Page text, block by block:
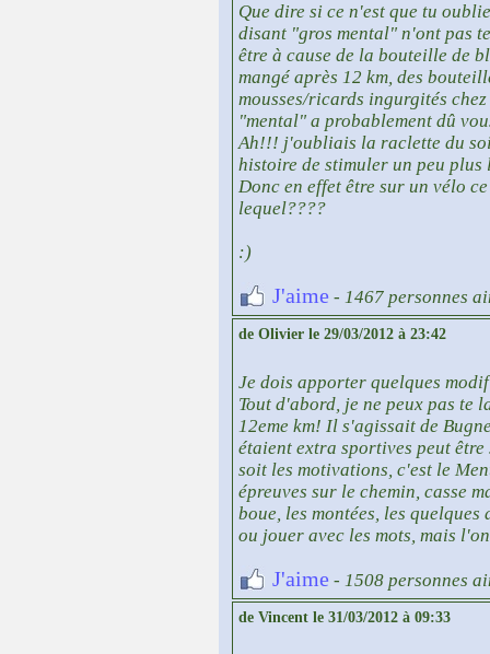
Que dire si ce n'est que tu
disant "gros mental" n'ont pas
être à cause de la bouteille de
mangé après 12 km, des
mousses/ricards ingurgités
"mental" a probablement dû
Ah!!! j'oubliais la raclette du
histoire de stimuler un peu plus
Donc en effet être sur un vélo
lequel????
:)
J'aime - 1467 personnes
de Olivier le 29/03/2012 à 23:42
Je dois apporter quelques
Tout d'abord, je ne peux pas te
12eme km! Il s'agissait de
étaient extra sportives peut
soit les motivations, c'est le
épreuves sur le chemin, casse
boue, les montées, les
ou jouer avec les mots, mais
J'aime - 1508 personnes
de Vincent le 31/03/2012 à 09:33